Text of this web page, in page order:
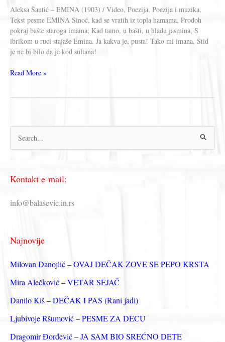
Aleksa Šantić – EMINA (1903) / Video, Poezija, Poezija i muzika,
Tekst pesme EMINA Sinoć, kad se vratih iz topla hamama, Prođoh
pokraj bašte staroga imama; Kad tamo, u bašti, u hladu jasmina, S
ibrikom u ruci stajaše Emina. Ja kakva je, pusta! Tako mi imana, Stid
je ne bi bilo da je kod sultana!
Aleksa
Read More »
р
т
р
а
з
а
Kontakt e-mail:
info@balasevic.in.rs
Najnovije
Milovan Danojlić – OVAJ DEČAK ZOVE SE PEPO KRSTA
Mira Alečković – VETAR SEJAČ
Danilo Kiš – DEČAK I PAS (Rani jadi)
Ljubivoje Ršumović – PESME ZA DECU
Dragomir Đorđević – JA SAM BIO SREĆNO DETE